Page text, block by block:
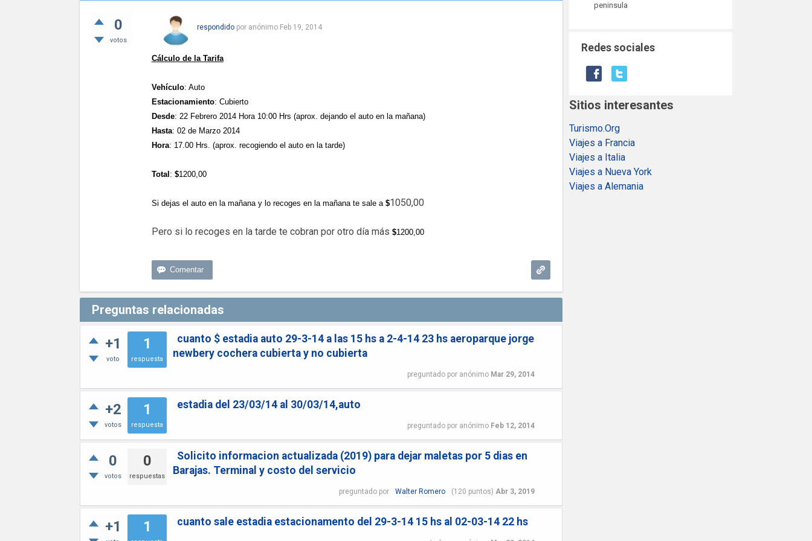
0
votos
respondido por anónimo Feb 19, 2014
Cálculo de la Tarifa
Vehículo: Auto
Estacionamiento: Cubierto
Desde: 22 Febrero 2014 Hora 10:00 Hrs (aprox. dejando el auto en la mañana)
Hasta: 02 de Marzo 2014
Hora: 17.00 Hrs. (aprox. recogiendo el auto en la tarde)
Total : $1200,00
Si dejas el auto en la mañana y lo recoges en la mañana te sale a $1050,00
Pero si lo recoges en la tarde te cobran por otro día más $1200,00
Preguntas relacionadas
+1
voto
1
respuesta
cuanto $ estadia auto 29-3-14 a las 15 hs a 2-4-14 23 hs aeroparque jorge
newbery cochera cubierta y no cubierta
preguntado por anónimo Mar 29, 2014
+2
votos
1
respuesta
estadia del 23/03/14 al 30/03/14,auto
preguntado por anónimo Feb 12, 2014
0
votos
0
respuestas
Solicito informacion actualizada (2019) para dejar maletas por 5 dias en
Barajas. Terminal y costo del servicio
preguntado por Walter Romero (120 puntos) Abr 3, 2019
+1 1 cuanto sale estadia estacionamento del 29-3-14 15 hs al 02-03-14 22 hs
peninsula
Redes sociales
Sitios interesantes
Turismo.Org
Viajes a Francia
Viajes a Italia
Viajes a Nueva York
Viajes a Alemania